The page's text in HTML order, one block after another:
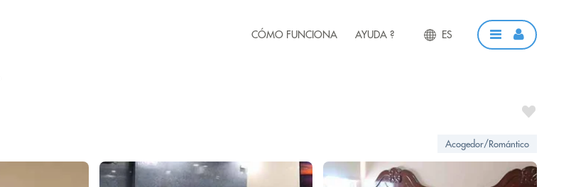
CÓMO FUNCIONA AYUDA ? ES
Acogedor/Romántico